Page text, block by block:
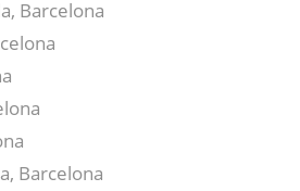
Barcelona
Barcelona